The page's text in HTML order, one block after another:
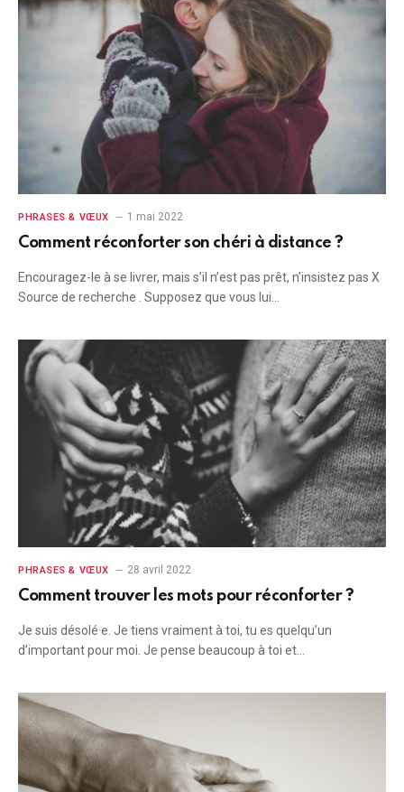
PHRASES & VŒUX 1 mai 2022
Comment réconforter son chéri à distance ?
Encouragez-le à se livrer, mais s’il n’est pas prêt, n’insistez pas X
Source de recherche . Supposez que vous lui…
PHRASES & VŒUX 28 avril 2022
Comment trouver les mots pour réconforter ?
Je suis désolé·e. Je tiens vraiment à toi, tu es quelqu’un
d’important pour moi. Je pense beaucoup à toi et…